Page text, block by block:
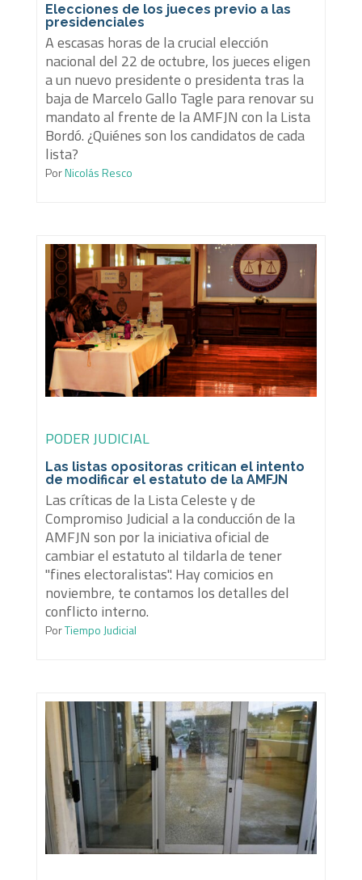
Elecciones de los jueces previo a las
presidenciales
A escasas horas de la crucial elección
nacional del 22 de octubre, los jueces eligen
a un nuevo presidente o presidenta tras la
baja de Marcelo Gallo Tagle para renovar su
mandato al frente de la AMFJN con la Lista
Bordó. ¿Quiénes son los candidatos de cada
lista?
PorNicolás Resco
PODER JUDICIAL
Las listas opositoras critican el intento
de modificar el estatuto de la AMFJN
Las críticas de la Lista Celeste y de
Compromiso Judicial a la conducción de la
AMFJN son por la iniciativa oficial de
cambiar el estatuto al tildarla de tener
"fines electoralistas". Hay comicios en
noviembre, te contamos los detalles del
conflicto interno.
PorTiempo Judicial